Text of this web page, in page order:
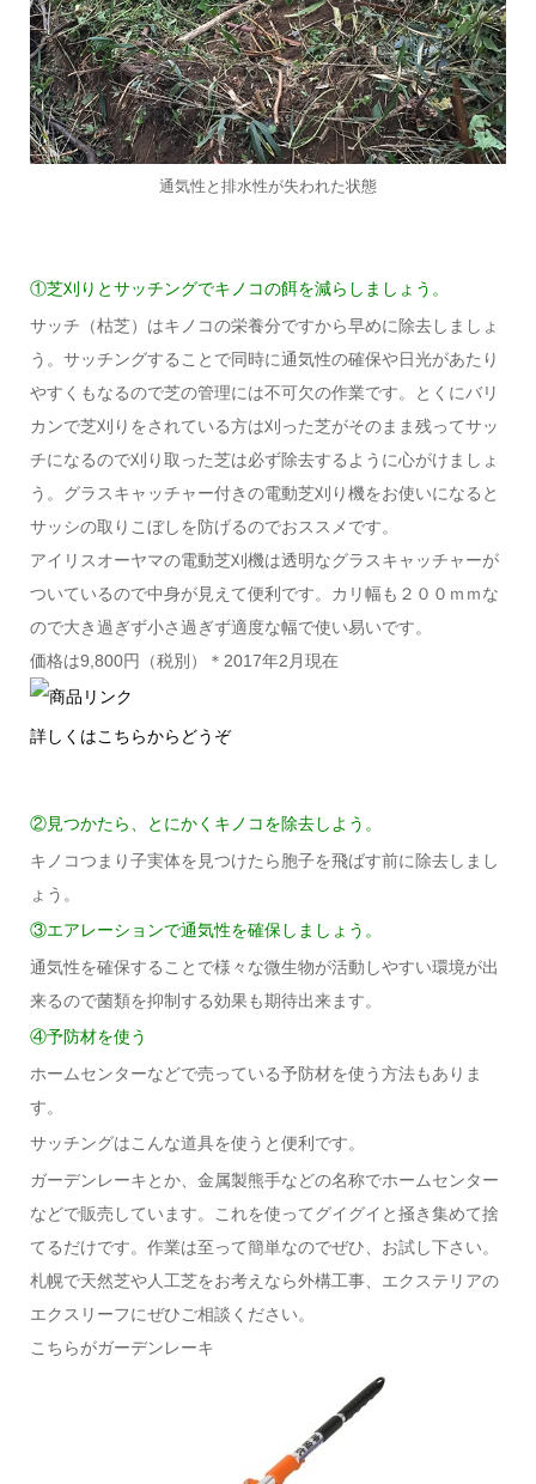
通気性と排水性が失われた状態
①芝刈りとサッチングでキノコの餌を減らしましょう。
サッチ（枯芝）はキノコの栄養分ですから早めに除去しましょ
う。サッチングすることで同時に通気性の確保や日光があたり
やすくもなるので芝の管理には不可欠の作業です。とくにバリ
カンで芝刈りをされている方は刈った芝がそのまま残ってサッ
チになるので刈り取った芝は必ず除去するように心がけましょ
う。グラスキャッチャー付きの電動芝刈り機をお使いになると
サッシの取りこぼしを防げるのでおススメです。
アイリスオーヤマの電動芝刈機は透明なグラスキャッチャーが
ついているので中身が見えて便利です。カリ幅も２００ｍｍな
ので大き過ぎず小さ過ぎず適度な幅で使い易いです。
価格は9,800円（税別）＊2017年2月現在
詳しくはこちらからどうぞ
②見つかたら、とにかくキノコを除去しよう。
キノコつまり子実体を見つけたら胞子を飛ばす前に除去しまし
ょう。
③エアレーションで通気性を確保しましょう。
通気性を確保することで様々な微生物が活動しやすい環境が出
来るので菌類を抑制する効果も期待出来ます。
④予防材を使う
ホームセンターなどで売っている予防材を使う方法もありま
す。
サッチングはこんな道具を使うと便利です。
ガーデンレーキとか、金属製熊手などの名称でホームセンター
などで販売しています。これを使ってグイグイと掻き集めて捨
てるだけです。作業は至って簡単なのでぜひ、お試し下さい。
札幌で天然芝や人工芝をお考えなら外構工事、エクステリアの
エクスリーフにぜひご相談ください。
こちらがガーデンレーキ